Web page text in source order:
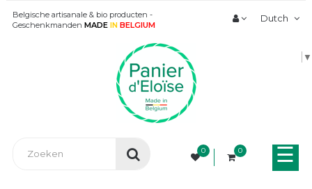
Belgische artisanale & bio producten -
Geschenkmanden MADE IN BELGIUM
Dutch
▼
0 0 ☰